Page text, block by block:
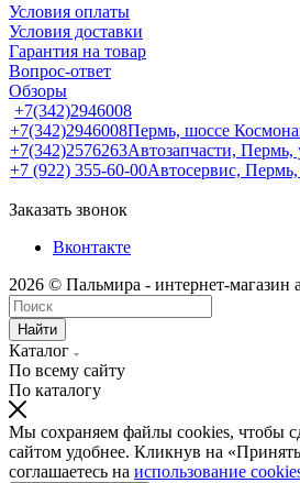
Условия оплаты
Условия доставки
Гарантия на товар
Вопрос-ответ
Обзоры
+7(342)2946008
+7(342)2946008Пермь, шоссе
+7(342)2576263Автозапчасти, Пермь,
+7 (922) 355-60-00Автосервис,
Заказать звонок
Вконтакте
2026 © Пальмира - интернет-магазин
Найти
Каталог
По всему сайту
По каталогу
Мы сохраняем файлы cookies, чтобы
сайтом удобнее. Кликнув на
соглашаетесь на использование